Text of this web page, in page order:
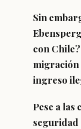
Sin
con Chile?
migración
ingreso
Pese a
seguridad